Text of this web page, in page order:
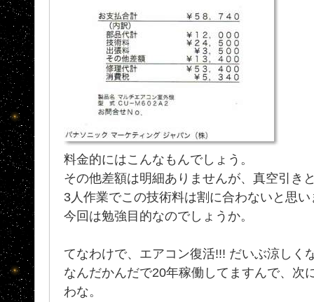
料金的にはこんなもんでしょう。
その他差額は明細ありませんが、真空引き
3人作業でこの技術料は割に合わないと思
今回は勉強目的なのでしょうか。
てなわけで、エアコン復活!!! だいぶ涼しく
なんだかんだで20年稼働してますんで、次
わな。